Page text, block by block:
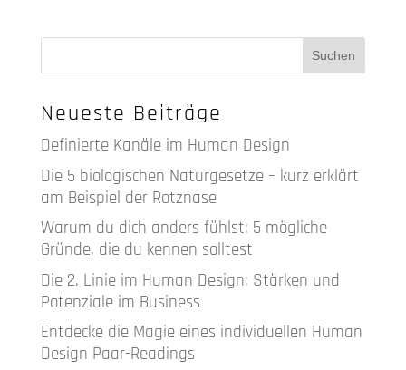
Neueste Beiträge
Definierte Kanäle im Human Design
Die 5 biologischen Naturgesetze – kurz erklärt
am Beispiel der Rotznase
Warum du dich anders fühlst: 5 mögliche
Gründe, die du kennen solltest
Die 2. Linie im Human Design: Stärken und
Potenziale im Business
Entdecke die Magie eines individuellen Human
Design Paar-Readings